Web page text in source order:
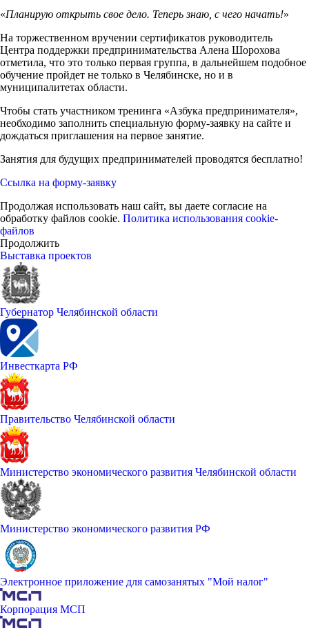
«Планирую открыть свое дело. Теперь знаю, с чего начать!»
На торжественном вручении сертификатов руководитель
Центра поддержки предпринимательства Алена Шорохова
отметила, что это только первая группа, в дальнейшем подобное
обучение пройдет не только в Челябинске, но и в
муниципалитетах области.
Чтобы стать участником тренинга «Азбука предпринимателя»,
необходимо заполнить специальную форму-заявку на сайте и
дождаться приглашения на первое занятие.
Занятия для будущих предпринимателей проводятся бесплатно!
Ссылка на форму-заявку
Продолжая использовать наш сайт, вы даете согласие на
обработку файлов cookie. Политика использования cookie-
файлов
Продолжить
Выставка проектов
Губернатор Челябинской области
Инвесткарта РФ
Правительство Челябинской области
Министерство экономического развития Челябинской области
Министерство экономического развития РФ
Электронное приложение для самозанятых "Мой налог"
Корпорация МСП